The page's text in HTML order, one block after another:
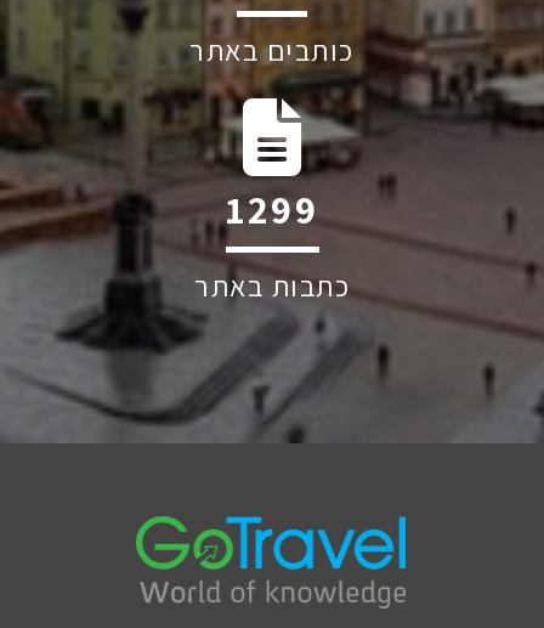
כותבים באתר
1993
כתבות באתר